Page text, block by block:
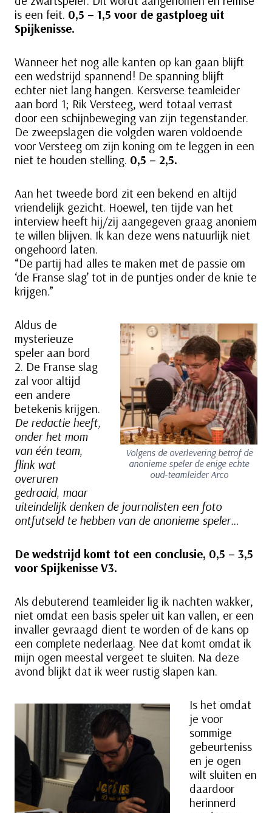
is een feit. 0,5 – 1,5 voor de gastploeg uit
Spijkenisse.
Wanneer het nog alle kanten op kan gaan blijft
een wedstrijd spannend! De spanning blijft
echter niet lang hangen. Kersverse teamleider
aan bord 1; Rik Versteeg, werd totaal verrast
door een schijnbeweging van zijn tegenstander.
De zweepslagen die volgden waren voldoende
voor Versteeg om zijn koning om te leggen in een
niet te houden stelling. 0,5 – 2,5.
Aan het tweede bord zit een bekend en altijd
vriendelijk gezicht. Hoewel, ten tijde van het
interview heeft hij/zij aangegeven graag anoniem
te willen blijven. Ik kan deze wens natuurlijk niet
ongehoord laten.
“De partij had alles te maken met de passie om
‘de Franse slag’ tot in de puntjes onder de knie te
krijgen.”
Volgens de overlevering betrof de
anonieme speler de enige echte
oud-teamleider Arco
Aldus de
mysterieuze
speler aan bord
2. De Franse slag
zal voor altijd
een andere
betekenis krijgen.
De redactie heeft,
onder het mom
van één team,
flink wat
overuren
gedraaid, maar
uiteindelijk denken de journalisten een foto
ontfutseld te hebben van de anonieme speler…
De wedstrijd komt tot een conclusie, 0,5 – 3,5
voor Spijkenisse V3.
Als debuterend teamleider lig ik nachten wakker,
niet omdat een basis speler uit kan vallen, er een
invaller gevraagd dient te worden of de kans op
een complete nederlaag. Nee dat komt omdat ik
mijn ogen meestal vergeet te sluiten. Na deze
avond blijkt dat ik weer rustig slapen kan.
Is het omdat
je voor
sommige
gebeurteniss
en je ogen
wilt sluiten en
daardoor
herinnerd